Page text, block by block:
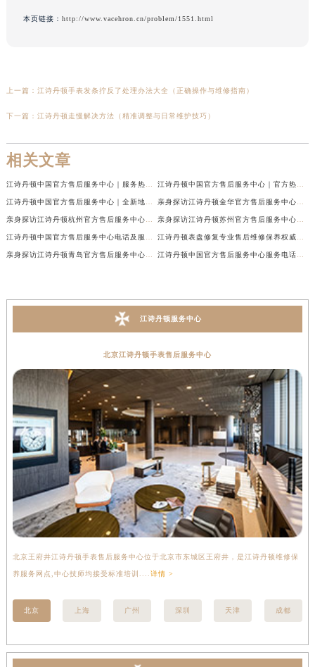
本页链接： http://www.vacehron.cn/problem/1551.html
上一篇： 江诗丹顿手表发条拧反了处理办法大全（正确操作与维修指南）
下一篇： 江诗丹顿走慢解决方法（精准调整与日常维护技巧）
相关文章
江诗丹顿服务中心
北京江诗丹顿手表售后服务中心
北京王府井江诗丹顿手表售后服务中心位于北京市东城区王府井，是江诗丹顿维修保
养服务网点,中心技师均接受标准培训.... 详情 >
北京 上海 广州 深圳 天津 成都